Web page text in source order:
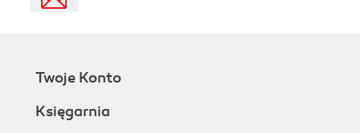
Twoje Konto
Księgarnia